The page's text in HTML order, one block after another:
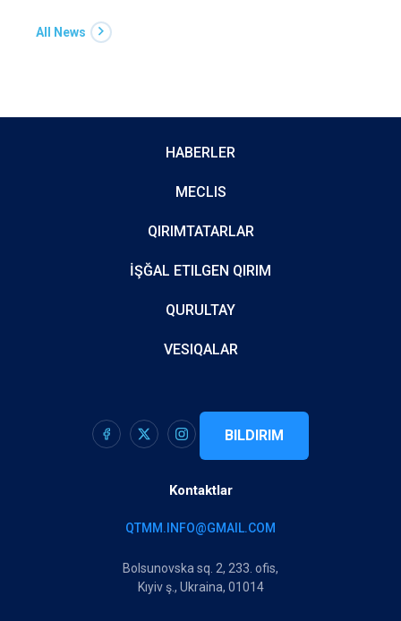
All News
HABERLER
MECLIS
QIRIMTATARLAR
İŞĞAL ETILGEN QIRIM
QURULTAY
VESIQALAR
BILDIRIM
Kontaktlar
QTMM.INFO@GMAIL.COM
Bolsunovska sq. 2, 233. ofis,
Kıyiv ş., Ukraina, 01014